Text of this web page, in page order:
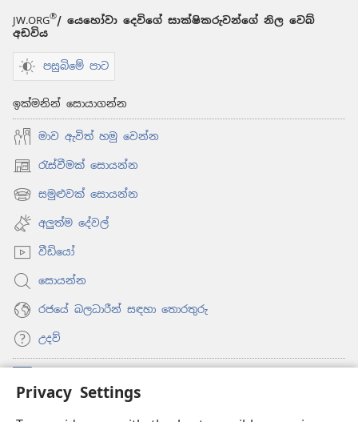
Privacy Settings
JW.ORG®/ යෙහෝවා දෙවිගේ සාක්ෂිකරුවන්ගේ නිල වෙබ්
අඩවිය
පසුබිමේ පාට
ඉක්මනින් සොයාගන්න
මාව ඇවිත් හමු වෙන්න
රැස්වීමක් සොයන්න
(opens
new
window)
සමුළුවක් සොයන්න
(opens
new
window)
අලුත්ම දේවල්
වීඩියෝ
සොයන්න
රජයේ බලධාරීන් සඳහා තොරතුරු
උදව්
(opens
new